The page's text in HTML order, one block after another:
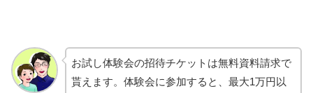
お試し体験会の招待チケットは無料資料請求で
貰えます。体験会に参加すると、最大1万円以